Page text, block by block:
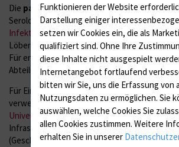
Die parasitologische Diagnostik (bis auf
Serologie) wird von derAbteilung für
Infektionskrankheiten(Leitung: PD Dr. med.
Löbermann; Tel.: 494-7511) angeboten.
Für entsprechende Fragestellungen
Abteilung.
Für Einsendungen aus dem Bereich der
verweisen wir auf dieMedizinischen
Universitätsmedizin Rostock, die unter
Infrastruktur mikrobiologische Diagnostik
(Geschäftsführung Jörn Heins, Tel. 494-5153,
Funktionieren der Website
Darstellung einiger
setzen wir Cookies ein, die als
qualifiziert sind. Ohne Ihre
diese Inhalte nicht ausgespielt
Internetangebot fortlaufend
bitten wir Sie, uns die Erfassung von
Nutzungsdaten zu ermöglichen. Sie
auswählen, welche Cookies Sie
allen Cookies zustimmen. Weitere
erhalten Sie in unserer